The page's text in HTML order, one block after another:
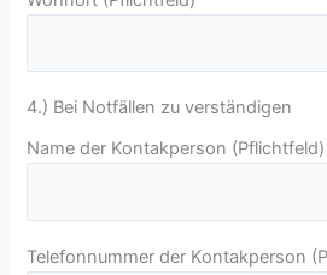
4.) Bei Notfällen zu verständigen
Name der Kontakperson (Pflichtfeld)
Telefonnummer der Kontakperson